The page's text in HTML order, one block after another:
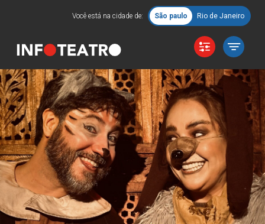
Você está na cidade de: São paulo Rio de Janeiro